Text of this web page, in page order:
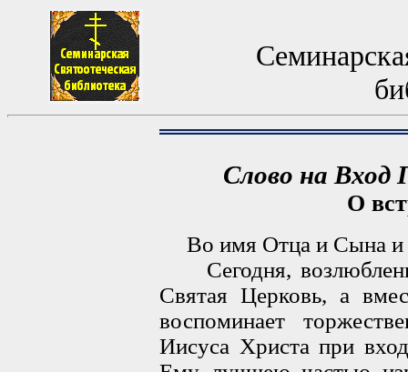
Слово на Вход
О
Во имя Отца и Сына и
Сегодня,
Святая Церковь, а
воспоминает
Иисуса Христа при